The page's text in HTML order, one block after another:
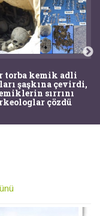
torba kemik adli
şaşkına çevirdi,
sırrını
çözdü